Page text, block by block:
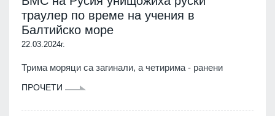
траулер по време на учения в
Балтийско море
22.03.2024г.
Трима моряци са загинали, а четирима - ранени
ПРОЧЕТИ